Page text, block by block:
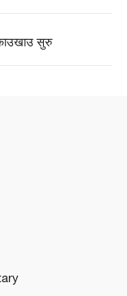
काउखाउ सुरु